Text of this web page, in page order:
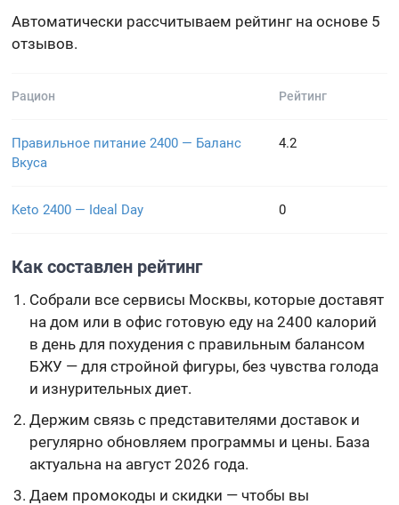
Автоматически рассчитываем рейтинг на основе 5
отзывов.
Рацион Рейтинг
Правильное питание 2400 — Баланс
Вкуса
4.2
Keto 2400 — Ideal Day 0
Как составлен рейтинг
Собрали все сервисы Москвы, которые доставят
на дом или в офис готовую еду на 2400 калорий
в день для похудения с правильным балансом
БЖУ — для стройной фигуры, без чувства голода
и изнурительных диет.
Держим связь с представителями доставок и
регулярно обновляем программы и цены. База
актуальна на август 2026 года.
Даем промокоды и скидки — чтобы вы